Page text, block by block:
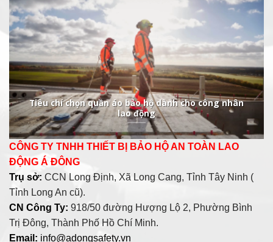
Tiêu chí chọn quần áo bảo hộ dành cho công nhân
lao động
CÔNG TY TNHH THIẾT BỊ BẢO HỘ AN TOÀN LAO
ĐỘNG Á ĐÔNG
Trụ sở: CCN Long Định, Xã Long Cang, Tỉnh Tây Ninh (
Tỉnh Long An cũ).
CN Công Ty: 918/50 đường Hượng Lộ 2, Phường Bình
Trị Đông, Thành Phố Hồ Chí Minh.
Email: info@adongsafety.vn